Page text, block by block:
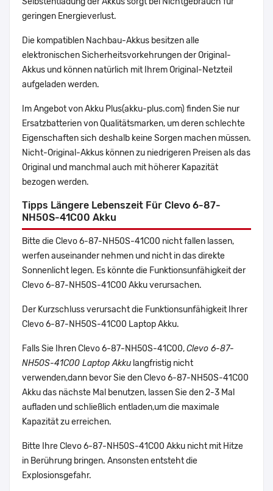
geringen Energieverlust.
Die kompatiblen Nachbau-Akkus besitzen alle
elektronischen Sicherheitsvorkehrungen der Original-
Akkus und können natürlich mit Ihrem Original-Netzteil
aufgeladen werden.
Im Angebot von Akku Plus(akku-plus.com) finden Sie nur
Ersatzbatterien von Qualitätsmarken, um deren schlechte
Eigenschaften sich deshalb keine Sorgen machen müssen.
Nicht-Original-Akkus können zu niedrigeren Preisen als das
Original und manchmal auch mit höherer Kapazität
bezogen werden.
Tipps Längere Lebenszeit Für Clevo 6-87-
NH50S-41C00 Akku
Bitte die Clevo 6-87-NH50S-41C00 nicht fallen lassen,
werfen auseinander nehmen und nicht in das direkte
Sonnenlicht legen. Es könnte die Funktionsunfähigkeit der
Clevo 6-87-NH50S-41C00 Akku verursachen.
Der Kurzschluss verursacht die Funktionsunfähigkeit Ihrer
Clevo 6-87-NH50S-41C00 Laptop Akku.
Falls Sie Ihren Clevo 6-87-NH50S-41C00,Clevo 6-87-
NH50S-41C00 Laptop Akku langfristig nicht
verwenden,dann bevor Sie den Clevo 6-87-NH50S-41C00
Akku das nächste Mal benutzen, lassen Sie den 2-3 Mal
aufladen und schließlich entladen,um die maximale
Kapazität zu erreichen.
Bitte Ihre Clevo 6-87-NH50S-41C00 Akku nicht mit Hitze
in Berührung bringen. Ansonsten entsteht die
Explosionsgefahr.